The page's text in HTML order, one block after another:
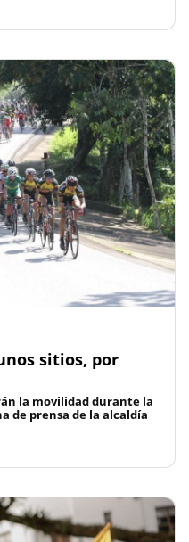
sitios, por
la movilidad durante la
de prensa de la alcaldía